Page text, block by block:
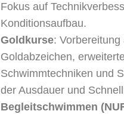
Fokus auf
Konditionsaufbau.
Goldkurse: Vorbereitung
Goldabzeichen,
Schwimmtechniken und
der Ausdauer und
Begleitschwimmen